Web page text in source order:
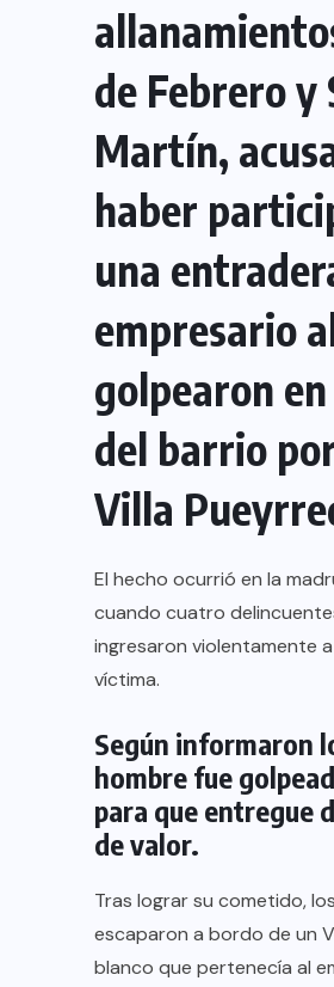
de Febrero y
Martín,
haber
una
empresario
golpearon en
del barrio
Villa
El hecho ocurrió en la
cuando cuatro
ingresaron violentamente
víctima.
Según informaron
hombre fue
para que entregue
de valor.
Tras lograr su cometido,
escaparon a bordo de un
blanco que pertenecía al